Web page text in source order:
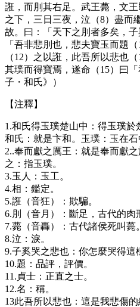
誑，而刖其右足。武王薨，文
之下，三日三夜，泣（8）盡而
故。曰：「天下之刖者多矣，
「吾非悲刖也，悲夫寶玉而題
（12）之以誑，此吾所以悲也
其璞而得寶焉，遂命（15）曰
子・和氏》）
【注釋】
1.和氏得玉璞楚山中：得玉璞於
和氏：就是卞和。玉璞：玉在石
2..奉而獻之厲王：就是奉而獻
之：指玉璞。
3.玉人：玉工。
4.相：鑑定。
5.誑（音狂）：欺騙。
6.刖（音月）：斷足，古代的肉
7.薨（音轟）：古代諸侯死叫薨。
8.泣：淚。
9.子奚哭之悲也：你怎麼哭得這
10.題：品評，評價。
11.貞士：正直之士。
12.名：稱。
13此吾所以悲也：這是我悲傷的